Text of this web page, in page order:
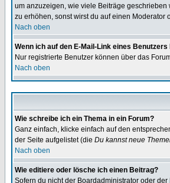
um anzuzeigen, wie viele Beiträge
zu erhöhen, sonst wirst du auf einen Moderator
Nach oben
Wenn ich auf den E-Mail-Link eines
Nur registrierte Benutzer können über das
Nach oben
Wie schreibe ich ein Thema in ein Forum?
Ganz einfach, klicke einfach auf den
der Seite aufgelistet (die Du kannst neue
Nach oben
Wie editiere oder lösche ich einen Beitrag?
Sofern du nicht der Boardadministrator oder